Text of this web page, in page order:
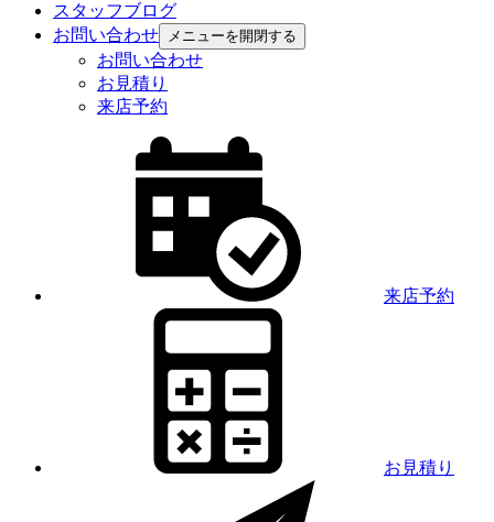
スタッフブログ
お問い合わせ
メニューを開閉する
お問い合わせ
お見積り
来店予約
来店予約
お見積り